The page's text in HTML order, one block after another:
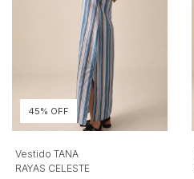
45% OFF
Vestido TANA
RAYAS CELESTE